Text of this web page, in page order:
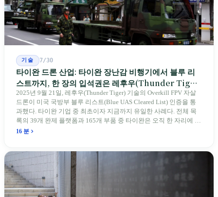
기술 7/30
타이완 드론 산업: 타이완 장난감 비행기에서 블루 리
스트까지, 한 장의 입석권은 레후우(Thunder Tiger)
에게
2025년 9월 21일, 레후우(Thunder Tiger) 기술의 Overkill FPV 자살
드론이 미국 국방부 블루 리스트(Blue UAS Cleared List) 인증을 통
과했다. 타이완 기업 중 최초이자 지금까지 유일한 사례다. 전체 목
록의 39개 완제 플랫폼과 165개 부품 중 타이완은 오직 한 자리에 불
과하다. 2026년 4월, 미국 양당 소속 상원의원 4명이 《타이완을 위
를 드러낸다: 타이완의 진입이 너무 느려 미국 스스로가 입법을 통해
장벽을 낮춰야 한다는 점이다. 타이완에서 46년간 원격 조종 장난감
비행기를 만들어 온 한 회사가 오하이오주에 두 번째 공장을 건설할
계획을 세우고 있다.
16 분